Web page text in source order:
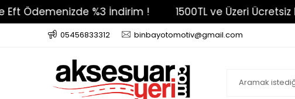
%3 İndirim ! 1500TL ve Üzeri Ücretsiz Kargo !
05456833312 binbayotomotiv@gmail.com